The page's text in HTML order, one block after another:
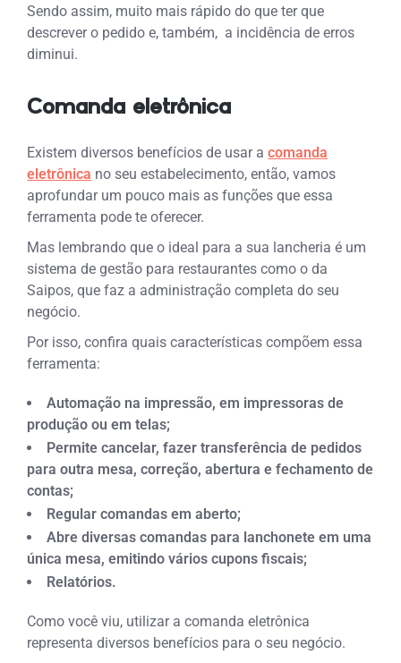
Sendo assim, muito mais rápido do que ter que
descrever o pedido e, também, a incidência de erros
diminui.
Comanda eletrônica
Existem diversos benefícios de usar acomanda
eletrônica no seu estabelecimento, então, vamos
aprofundar um pouco mais as funções que essa
ferramenta pode te oferecer.
Mas lembrando que o ideal para a sua lancheria é um
sistema de gestão para restaurantes como o da
Saipos, que faz a administração completa do seu
negócio.
Por isso, confira quais características compõem essa
ferramenta:
Automação na impressão, em impressoras de
produção ou em telas;
Permite cancelar, fazer transferência de pedidos
para outra mesa, correção, abertura e fechamento de
contas;
Regular comandas em aberto;
Abre diversas comandas para lanchonete em uma
única mesa, emitindo vários cupons fiscais;
Relatórios.
Como você viu, utilizar a comanda eletrônica
representa diversos benefícios para o seu negócio.